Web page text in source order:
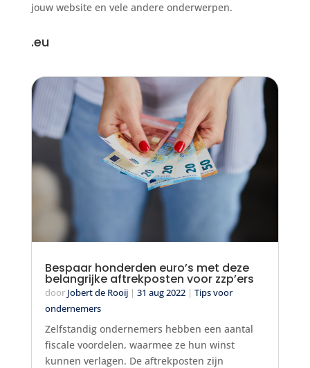
jouw website en vele andere onderwerpen.
.eu
Bespaar honderden euro’s met deze
belangrijke aftrekposten voor zzp’ers
door Jobert de Rooij| 31 aug 2022| Tips voor
ondernemers
Zelfstandig ondernemers hebben een aantal
fiscale voordelen, waarmee ze hun winst
kunnen verlagen. De aftrekposten zijn